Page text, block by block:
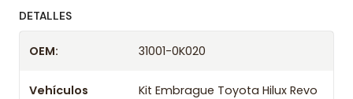
tienda previo correo de confirmación.
DETALLES
OEM: 31001-0K020
Vehículos
Kit Embrague Toyota Hilux Revo